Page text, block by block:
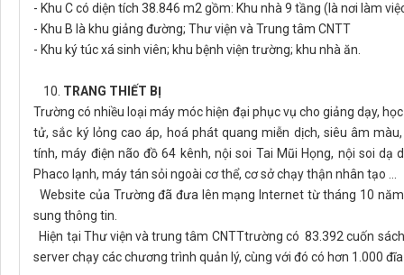
- Khu C có diện tích 38.846 m2 gồm: Khu nhà 9 tầng (là nơi làm
- Khu B là khu giảng đường; Thư viện và Trung tâm CNTT
- Khu ký túc xá sinh viên; khu bệnh viện trường; khu nhà ăn.
10. TRANG THIẾT BỊ
Trường có nhiều loại máy móc hiện đại phục vụ cho giảng dạy,
tử, sắc ký lỏng cao áp, hoá phát quang miễn dịch, siêu âm
tính, máy điện não đồ 64 kênh, nội soi Tai Mũi Họng, nội soi
Phaco lạnh, máy tán sỏi ngoài cơ thể, cơ sở chạy thận nhân tạo …
Website của Trường đã đưa lên mạng Internet từ tháng 10
sung thông tin.
Hiện tại Thư viện và trung tâm CNTTtrường có 83.392 cuốn
server chạy các chương trình quản lý, cùng với đó có hơn 1.000